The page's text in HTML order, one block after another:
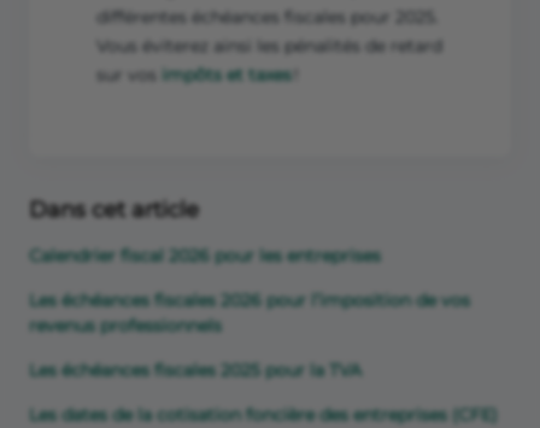
différentes échéances fiscales pour 2025.
Vous éviterez ainsi les pénalités de retard
sur vos impôts et taxes!
Dans cet article
Calendrier fiscal 2026 pour les entreprises
Les échéances fiscales 2026 pour l’imposition de vos
revenus professionnels
Les échéances fiscales 2025 pour la TVA
Les dates de la cotisation foncière des entreprises (CFE)